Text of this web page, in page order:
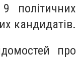
політичних
кандидатів.
про